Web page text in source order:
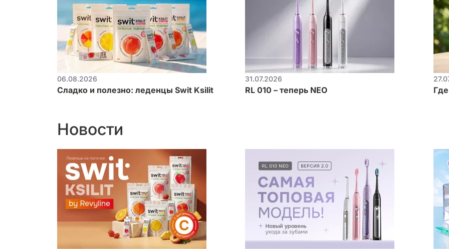
06.08.2026
Сладко и полезно: леденцы Swit Ksilit
31.07.2026
RL 010 – теперь NEO
Новости